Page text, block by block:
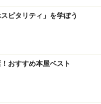
ピタリティ」を学ぼう
おすすめ本屋ベスト